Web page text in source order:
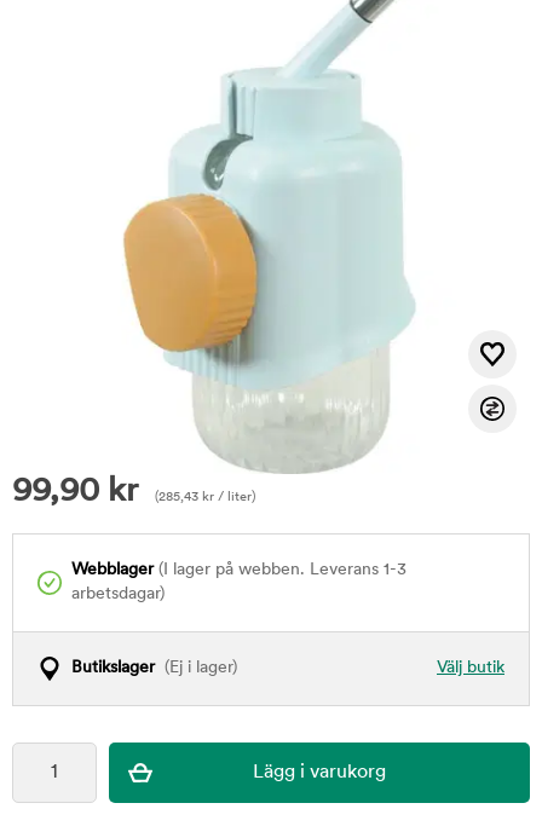
99,90 kr (285,43 kr / liter)
Webblager(I lager på webben. Leverans 1-3
arbetsdagar)
Välj butik
Butikslager(Ej i lager)